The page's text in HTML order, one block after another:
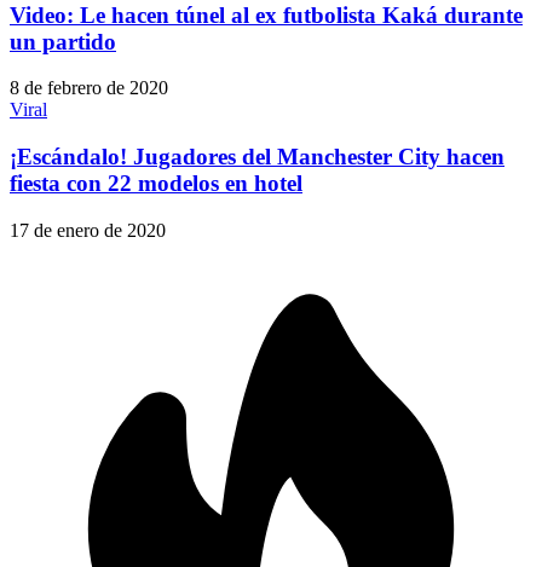
Video: Le hacen túnel al ex futbolista Kaká durante
un partido
8 de febrero de 2020
Viral
¡Escándalo! Jugadores del Manchester City hacen
fiesta con 22 modelos en hotel
17 de enero de 2020